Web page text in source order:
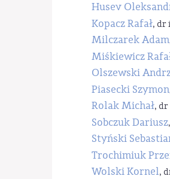
Husev
Kopacz Rafał, dr
Milczarek Adam
Miśkiewicz
Olszewski
Piasecki Szymon
Rolak Michał, dr
Sobczuk Dariusz
Styński
Trochimiuk
Wolski Kornel,